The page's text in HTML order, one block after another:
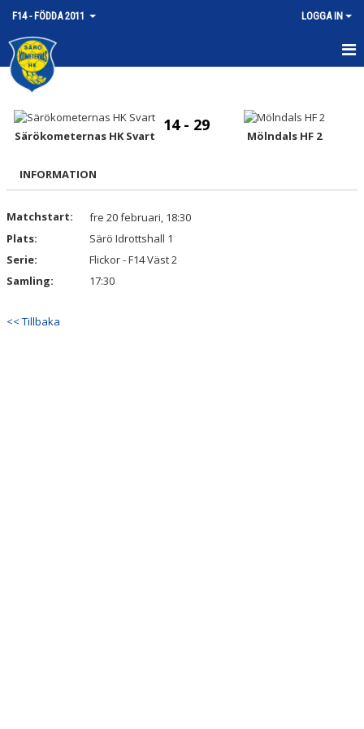
F14 - FÖDDA 2011 LOGGA IN
HEM
NYHETER
MATCHER
TRUPPEN
BILDGALLERI
DOKUMENT
KONTAKT
Särökometernas HK Svart
14 - 29
Mölndals HF 2
INFORMATION
Matchstart:
fre 20 februari, 18:30
Plats:
Särö Idrottshall 1
Serie:
Flickor - F14 Väst 2
Samling:
17:30
<< Tillbaka